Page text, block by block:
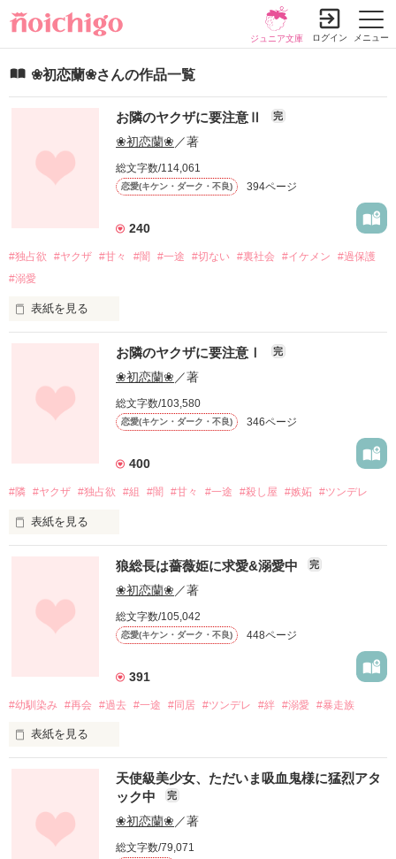
メニュー
ジュニア文庫 ログイン
❀初恋蘭❀さんの作品一覧
お隣のヤクザに要注意Ⅱ 完
❀初恋蘭❀ ／著
総文字数/114,061
恋愛(キケン・ダーク・不良) 394ページ
240
#独占欲 #ヤクザ #甘々 #闇 #一途 #切ない #裏社会 #イケメン
#過保護
#溺愛
表紙を見る
「行ってきます」
また、ただいまが聞けるように。
また、ただいまを言えるように。
次々と波乱が待っていた───。
「久しぶりだなぁ、叶恋」
かつての恋人との再会。
それによって蘇るトラウマ。
「え……親、父？」
約11年ぶりの父との再会。
だけど父の現状は変わり果てていて……。
「あの子は何度も何度も
自分の手で人生を終わらせようとした」
お隣のヤクザに要注意Ⅰ 完
❀初恋蘭❀ ／著
総文字数/103,580
恋愛(キケン・ダーク・不良) 346ページ
400
#隣 #ヤクザ #独占欲 #組 #闇 #甘々 #一途 #殺し屋 #嫉妬 #ツンデレ
表紙を見る
どれも私がこの世で一番大嫌いなもの。
「俺はお前の嫌うヤクザじゃねぇーの。わかって」
「どこにいたって俺が見つける」
「今日も可愛いね〜俺の女になる？」
お隣に住むヤクザは毎日絡んでくる。
狼総長は薔薇姫に求愛&溺愛中 完
❀初恋蘭❀ ／著
総文字数/105,042
恋愛(キケン・ダーク・不良) 448ページ
391
#幼馴染み #再会 #過去 #一途 #同居 #ツンデレ #絆 #溺愛 #暴走族
表紙を見る
薔薇のように美しく、棘のある姫。
それが、私だった。
天使級美少女、ただいま吸血鬼様に猛烈アタ
ック中
完
❀初恋蘭❀／著
総文字数/79,071